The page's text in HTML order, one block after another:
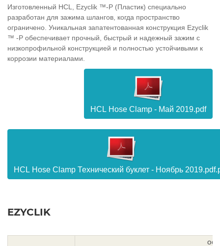
Изготовленный HCL, Ezyclik ™-P (Пластик) специально
разработан для зажима шлангов, когда пространство
ограничено. Уникальная запатентованная конструкция Ezyclik
™ -P обеспечивает прочный, быстрый и надежный зажим с
низкопрофильной конструкцией и полностью устойчивыми к
коррозии материалами.
HCL Hose Clamp - Май 2019.pdf
HCL Hose Clamp Технический буклет - Ноябрь
EZYCLIK